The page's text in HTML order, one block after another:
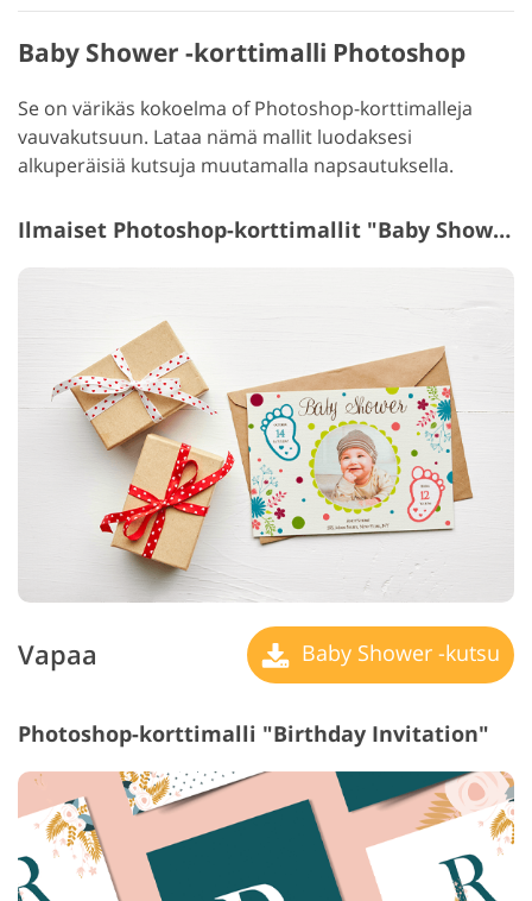
Baby Shower -korttimalli Photoshop
Se on värikäs kokoelma of Photoshop-korttimalleja
vauvakutsuun. Lataa nämä mallit luodaksesi
alkuperäisiä kutsuja muutamalla napsautuksella.
Ilmaiset Photoshop-korttimallit "Baby Shower"
Vapaa Baby Shower -kutsu
Photoshop-korttimalli "Birthday Invitation"